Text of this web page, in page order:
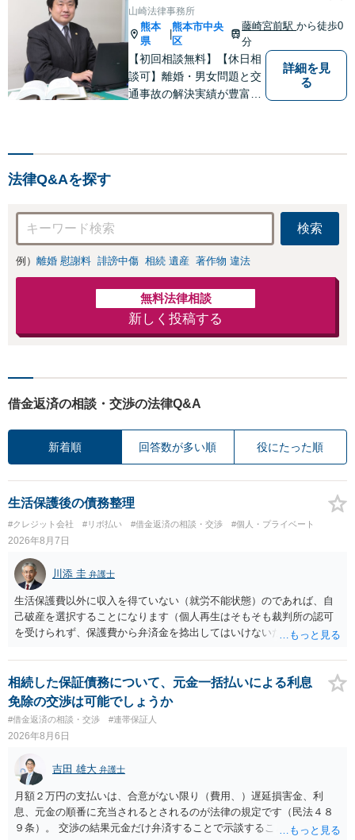
多数】財産分与、
慰謝料、養育費等
で金銭的に満足で
きる解決を目指し
ます。
山崎法律事務所
熊本
県
熊本市中央
区
藤崎宮前駅から徒歩0
分
【初回相談無料】【休日相
談可】離婚・男女問題と交
通事故の解決実績が豊富。
す。
詳細を見
る
法律Q&Aを探す
検索
例） 離婚 慰謝料 誹謗中傷 相続 遺産 著作物 違法
無料法律相談
新しく投稿する
借金返済の相談・交渉の法律Q&A
新着順 回答数が多い順 役にたった順
生活保護後の債務整理
#クレジット会社 #リボ払い #借金返済の相談・交渉 #個人・プライベート
2026年8月7日
川添 圭 弁護士
生活保護費以外に収入を得ていない（就労不能状態）のであれば、自
己破産を選択することになります（個人再生はそもそも裁判所の認可
を受けられず、保護費から弁済金を捻出してはいけないため任意整理
士費用は法テラスが負担し、裁判所の予納金等も法テラスが援助して
くれるため、弁護士へ自己破産を任せれば解決します。
相続した保証債務について、元金一括払いによる利息
免除の交渉は可能でしょうか
#借金返済の相談・交渉 #連帯保証人
2026年8月6日
吉田 雄大 弁護士
月額２万円の支払いは、合意がない限り（費用、）遅延損害金、利
息、元金の順番に充当されるとされるのが法律の規定です（民法４８
９条）。 交渉の結果元金だけ弁済することで示談することは、弁護士